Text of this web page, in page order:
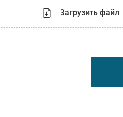
Загрузить файл